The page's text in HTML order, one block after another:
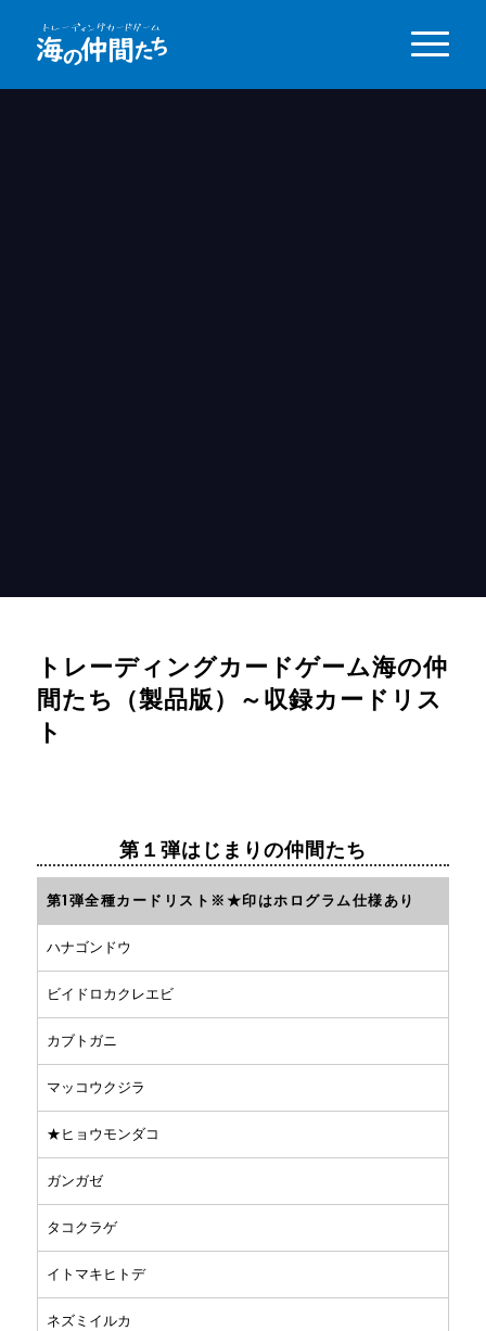
トレーディングカードゲーム海の仲
間たち（製品版）～収録カードリス
ト
第１弾はじまりの仲間たち
第1弾全種カードリスト※★印はホログラム仕様あり
ハナゴンドウ
ビイドロカクレエビ
カブトガニ
マッコウクジラ
★ヒョウモンダコ
ガンガゼ
タコクラゲ
イトマキヒトデ
ネズミイルカ